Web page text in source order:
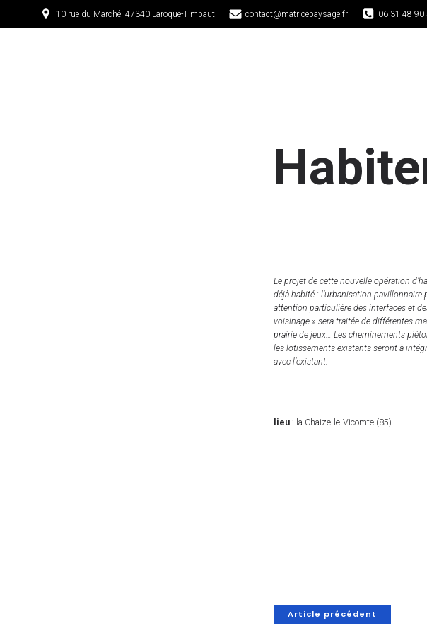
10 rue du Marché, 47340 Laroque-Timbaut contact@matricepaysage.fr 06 31 48 90
Le projet de cette nouvelle opération
déjà habité : l’urbanisation
attention particulière des interfaces et
voisinage » sera traitée de différentes
prairie de jeux… Les cheminements
les lotissements existants seront à
avec l’existant.
lieu : la Chaize-le-Vicomte (85)
Article précédent